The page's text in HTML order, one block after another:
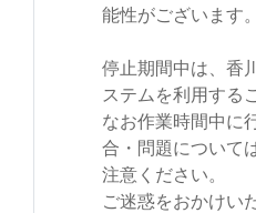
能性がございます。
停止期間中は、香
ステムを利用する
なお作業時間中に
合・問題について
注意ください。
ご迷惑をおかけい